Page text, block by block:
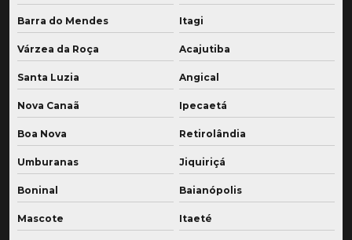
Barra do Mendes Itagi
Várzea da Roça Acajutiba
Santa Luzia Angical
Nova Canaã Ipecaetá
Boa Nova Retirolândia
Umburanas Jiquiriçá
Boninal Baianópolis
Mascote Itaeté